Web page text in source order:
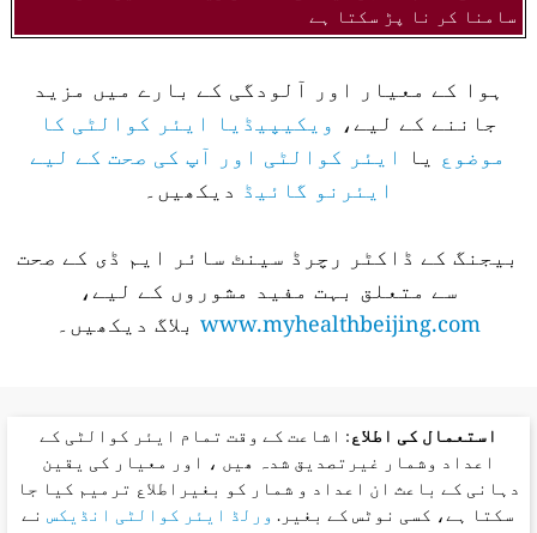
سامنا کر نا پڑ سکتا ہے
ہوا کے معیار اور آلودگی کے بارے میں مزید
جاننے کے لیے، ویکیپیڈیا ایئر کوالٹی کا
موضوعیا
ایئر کوالٹی اور آپ کی صحت کے لیے
ایئرنو گائیڈدیکھیں۔
بیجنگ کے ڈاکٹر رچرڈ سینٹ سائر ایم ڈی کے صحت
سے متعلق بہت مفید مشوروں کے لیے،
www.myhealthbeijing.comبلاگ دیکھیں۔
استعمال کی اطلاع: اشاعت کے وقت تمام ایئر کوالٹی کے
اعداد وشمار غیرتصدیق شدہ ھیں ، اور معیار کی یقین
دہانی کے باعث ان اعداد و شمار کو بغیراطلاع ترمیم کیا جا
سکتا ہے، کسی نوٹس کے بغیر.ورلڈ ایئر کوالٹی انڈیکسنے